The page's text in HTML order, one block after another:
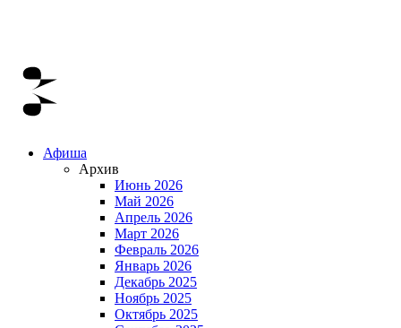
Афиша
Архив
Июнь 2026
Май 2026
Апрель 2026
Март 2026
Февраль 2026
Январь 2026
Декабрь 2025
Ноябрь 2025
Октябрь 2025